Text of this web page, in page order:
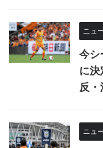
ニュ
今シ
に決
反・
ニュ